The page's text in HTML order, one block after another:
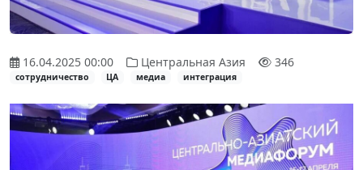
16.04.2025 00:00 Центральная Азия 346
сотрудничество ЦА медиа интеграция